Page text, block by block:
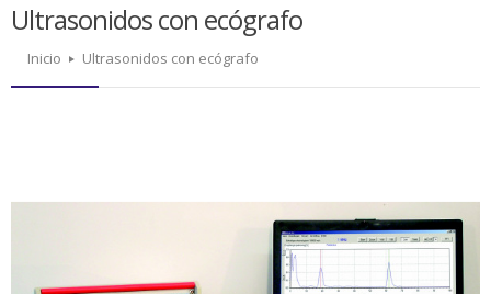
Ultrasonidos con ecógrafo
Inicio Ultrasonidos con ecógrafo